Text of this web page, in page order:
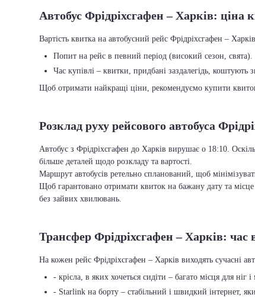
Автобус Фрідріхсгафен – Харків: ціна
Вартість квитка на автобусний рейс Фрідріхсгафен –
Попит на рейс в певний період (високий сезон, свята).
Час купівлі – квитки, придбані заздалегідь,
Щоб отримати найкращі ціни, рекомендуємо купити
Розклад руху рейсового автобуса
Автобус з Фрідріхсгафен до Харків вирушає о 18:10.
більше деталей щодо розкладу та вартості.
Маршрут автобусів ретельно спланований, щоб
Щоб гарантовано отримати квиток на бажану дату та
без зайвих хвилювань.
Трансфер Фрідріхсгафен – Харків: час
На кожен рейс Фрідріхсгафен – Харків виходять сучасні
- крісла, в яких хочеться сидіти – багато місця для ніг
- Starlink на борту – стабільний і швидкий інтернет,